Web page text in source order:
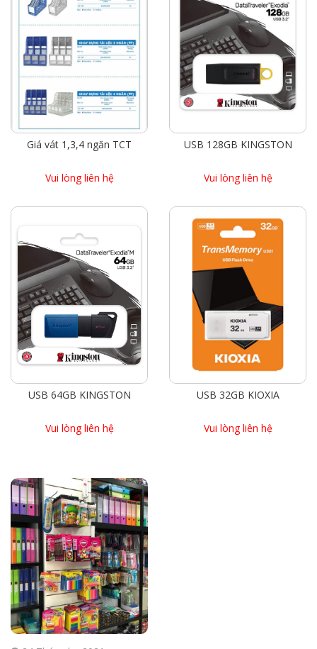
Giá vát 1,3,4 ngăn TCT
Vui lòng liên hệ
USB 128GB KINGSTON
Vui lòng liên hệ
USB 64GB KINGSTON
Vui lòng liên hệ
USB 32GB KIOXIA
Vui lòng liên hệ